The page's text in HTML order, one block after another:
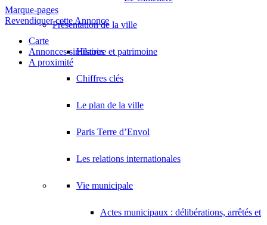
Présentation de la ville
Histoire et patrimoine
Chiffres clés
Le plan de la ville
Paris Terre d’Envol
Les relations internationales
Vie municipale
Actes municipaux : délibérations, arrêtés et
Marque-pages
Revendiquer cette Annonce
Carte
Annonces similaires
A proximité